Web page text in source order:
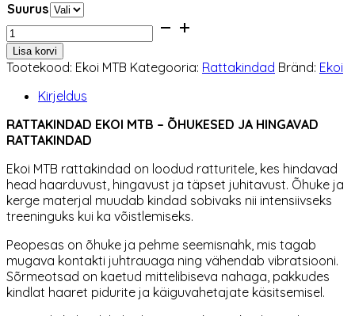
Suurus
Rattakindad
Ekoi
MTB
kogus
Lisa korvi
Tootekood: Ekoi MTB Kategooria: Rattakindad Bränd: Ekoi
Kirjeldus
RATTAKINDAD EKOI MTB – ÕHUKESED JA HINGAVAD
RATTAKINDAD
Ekoi MTB rattakindad on loodud ratturitele, kes hindavad
head haarduvust, hingavust ja täpset juhitavust. Õhuke ja
kerge materjal muudab kindad sobivaks nii intensiivseks
treeninguks kui ka võistlemiseks.
Peopesas on õhuke ja pehme seemisnahk, mis tagab
mugava kontakti juhtrauaga ning vähendab vibratsiooni.
Sõrmeotsad on kaetud mittelibiseva nahaga, pakkudes
kindlat haaret pidurite ja käiguvahetajate käsitsemisel.